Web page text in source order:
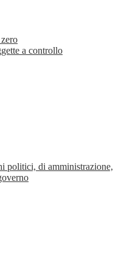
a controllo
politici, di amministrazione,